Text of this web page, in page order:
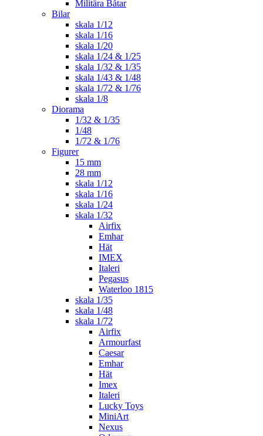
Militära Båtar
Bilar
skala 1/12
skala 1/16
skala 1/20
skala 1/24 & 1/25
skala 1/32 & 1/35
skala 1/43 & 1/48
skala 1/72 & 1/76
skala 1/8
Diorama
1/32 & 1/35
1/48
1/72 & 1/76
Figurer
15 mm
28 mm
skala 1/12
skala 1/16
skala 1/24
skala 1/32
Airfix
Emhar
Hät
IMEX
Italeri
Pegasus
Waterloo 1815
skala 1/35
skala 1/48
skala 1/72
Airfix
Armourfast
Caesar
Emhar
Hät
Imex
Italeri
Lucky Toys
MiniArt
Nexus